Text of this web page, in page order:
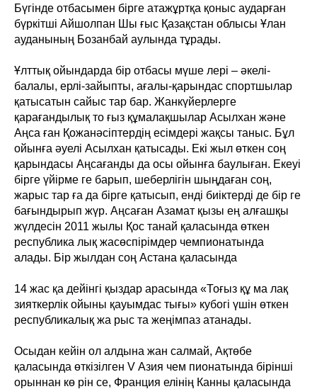
Бүгінде отбасымен бірге атажұртқа қоныс аударған
бүркітші Айшолпан Шы ғыс Қазақстан облысы Ұлан
ауданының Бозанбай аулында тұрады.
Ұлттық ойындарда бір отбасы мүше лері – әкелі-
балалы, ерлі-зайыпты, ағалы-қарындас спортшылар
қатысатын сайыс тар бар. Жанкүйерлерге
қарағандылық то ғыз құмалақшылар Асылхан және
Аңса ған Қожанәсіптердің есімдері жақсы таныс. Бұл
ойынға әуелі Асылхан қатысады. Екі жыл өткен соң
қарындасы Аңсағанды да осы ойынға баулыған. Екеуі
бірге үйірме ге барып, шеберлігін шыңдаған соң,
жарыс тар ға да бірге қатысып, енді биіктерді де бір ге
бағындырып жүр. Аңсаған Азамат қызы ең алғашқы
жүлдесін 2011 жылы Қос танай қаласында өткен
республика лық жасөспірімдер чемпионатында
алады. Бір жылдан соң Астана қаласында
14 жас қа дейінгі қыздар арасында «Тоғыз құ ма лақ
зияткерлік ойыны қауымдас тығы» кубогі үшін өткен
республикалық жа рыс та жеңімпаз атанады.
Осыдан кейін ол алдына жан салмай, Ақтөбе
қаласында өткізілген V Азия чем пионатында бірінші
орыннан кө рін се, Франция елінің Канны қаласында